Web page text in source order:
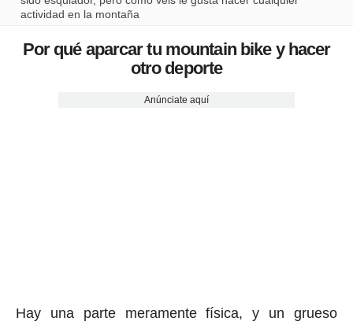
actividad en la montaña
Por qué aparcar tu mountain bike y hacer
otro deporte
Anúnciate aquí
Hay una parte meramente física, y un grueso